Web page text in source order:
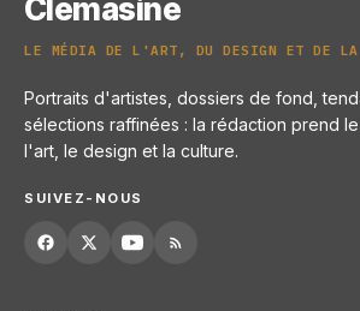
Clemasine
LE MÉDIA DE L'ART, DU DESIGN ET DE LA
Portraits d'artistes, dossiers de fond,
sélections raffinées : la rédaction prend
l'art, le design et la culture.
SUIVEZ-NOUS